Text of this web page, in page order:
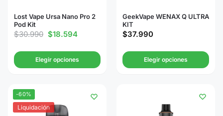
Lost Vape Ursa Nano Pro 2
Pod Kit
$30.990 $18.594
Elegir opciones
GeekVape WENAX Q ULTRA
KIT
$37.990
Elegir opciones
-60%
Liquidación